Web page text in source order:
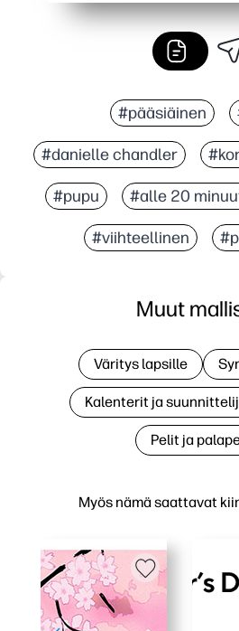
#pääsiäinen
#danielle chandler
#pupu #alle 20
#viihteellinen
Myös nämä saattavat
Muut
Väritys lapsille
Kalenterit ja
Pelit ja